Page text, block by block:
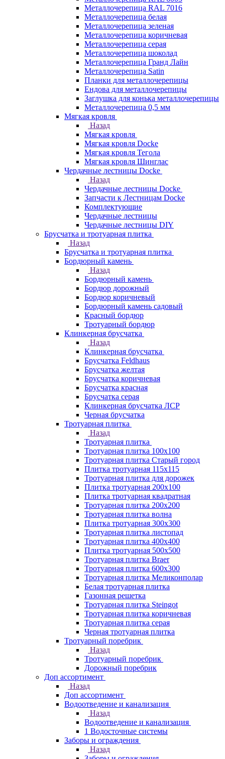
Металлочерепица RAL 7016
Металлочерепица белая
Металлочерепица зеленая
Металлочерепица коричневая
Металлочерепица серая
Металлочерепица шоколад
Металлочерепица Гранд Лайн
Металлочерепица Satin
Планки для металлочерепицы
Ендова для металлочерепицы
Заглушка для конька металлочерепицы
Металлочерепица 0,5 мм
Мягкая кровля
Назад
Мягкая кровля
Мягкая кровля Docke
Мягкая кровля Тегола
Мягкая кровля Шинглас
Чердачные лестницы Docke
Назад
Чердачные лестницы Docke
Запчасти к Лестницам Docke
Комплектующие
Чердачные лестницы
Чердачные лестницы DIY
Брусчатка и тротуарная плитка
Назад
Брусчатка и тротуарная плитка
Бордюрный камень
Назад
Бордюрный камень
Бордюр дорожный
Бордюр коричневый
Бордюрный камень садовый
Красный бордюр
Тротуарный бордюр
Клинкерная брусчатка
Назад
Клинкерная брусчатка
Брусчатка Feldhaus
Брусчатка желтая
Брусчатка коричневая
Брусчатка красная
Брусчатка серая
Клинкерная брусчатка ЛСР
Черная брусчатка
Тротуарная плитка
Назад
Тротуарная плитка
Тротуарная плитка 100x100
Тротуарная плитка Старый город
Плитка тротуарная 115x115
Тротуарная плитка для дорожек
Плитка тротуарная 200х100
Плитка тротуарная квадратная
Тротуарная плитка 200х200
Тротуарная плитка волна
Плитка тротуарная 300х300
Тротуарная плитка листопад
Тротуарная плитка 400х400
Плитка тротуарная 500x500
Тротуарная плитка Braer
Тротуарная плитка 600х300
Тротуарная плитка Меликонполар
Белая тротуарная плитка
Газонная решетка
Тротуарная плитка Steingot
Тротуарная плитка коричневая
Тротуарная плитка серая
Черная тротуарная плитка
Тротуарный поребрик
Назад
Тротуарный поребрик
Дорожный поребрик
Доп ассортимент
Назад
Доп ассортимент
Водоотведение и канализация
Назад
Водоотведение и канализация
1 Водосточные системы
Заборы и ограждения
Назад